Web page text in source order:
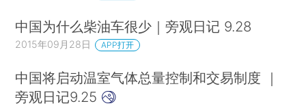
中国为什么柴油车很少｜旁观日记 9.28
2015年09月28日 APP打开
中国将启动温室气体总量控制和交易制度 ｜
旁观日记9.25